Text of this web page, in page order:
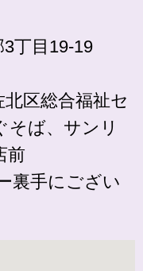
丁目19-19
区総合福祉セ
そば、サンリ
前
裏手にござい